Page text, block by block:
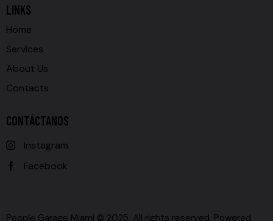
LINKS
Home
Services
About Us
Contacts
CONTÁCTANOS
Instagram
Facebook
People Garage Miami © 2025. All rights reserved. Powered